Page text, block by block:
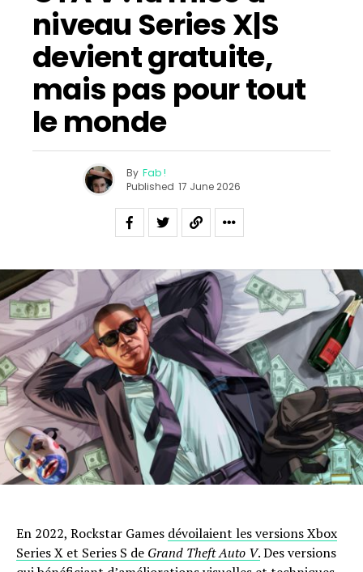
niveau Series X|S
devient gratuite,
mais pas pour tout
le monde
By Fab !
Published 17 June 2026
En 2022, Rockstar Games dévoilaient les versions Xbox
Series X et Series S de Grand Theft Auto V.Des versions